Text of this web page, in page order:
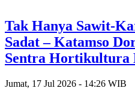
Tak Hanya Sawit-
Sadat – Katamso
Sentra Hortikultura
Jumat, 17 Jul 2026 - 14:26 WIB